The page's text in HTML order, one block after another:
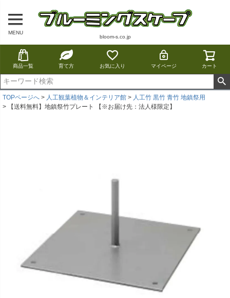
MENU
bloom-s.co.jp
商品一覧 育て方 お気に入り マイページ カート
TOPページへ 人工観葉植物＆インテリア館
人工竹 黒竹 青竹 地鎮祭用
【送料無料】地鎮祭竹プレート 【※お届け先：法人様限定】